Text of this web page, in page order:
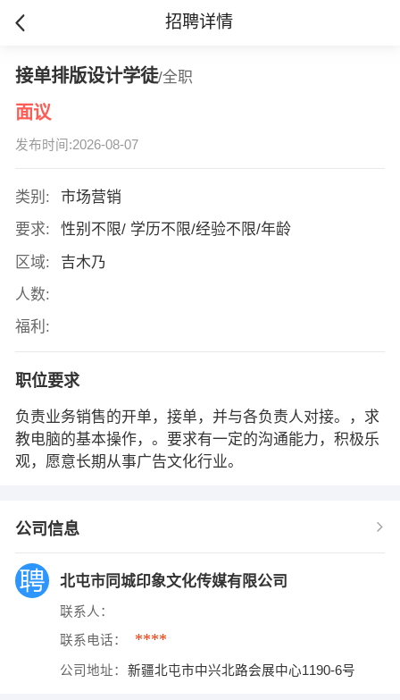
招聘详情
接单排版设计学徒/全职
面议
发布时间:2026-08-07
类别:
市场营销
要求:
性别不限/ 学历不限/经验不限/年龄
区域:
吉木乃
人数:
福利:
职位要求
负责业务销售的开单，接单，并与各负责人对接。，求
教电脑的基本操作，。要求有一定的沟通能力，积极乐
观，愿意长期从事广告文化行业。
公司信息
北屯市同城印象文化传媒有限公司
联系人：
联系电话： ****
公司地址： 新疆北屯市中兴北路会展中心1190-6号